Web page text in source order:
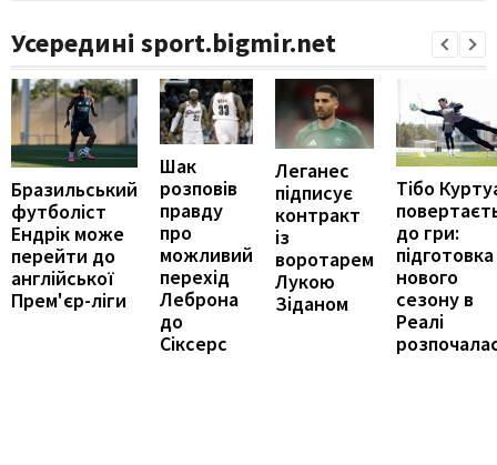
Усередині sport.bigmir.net
Бразильський
футболіст
Ендрік може
перейти до
англійської
Прем'єр-ліги
Шак
розповів
правду
про
можливий
перехід
Леброна
до
Сіксерс
Леганес
підписує
контракт
із
воротарем
Лукою
Зіданом
Тібо
до гри:
нового
сезону в
Реалі